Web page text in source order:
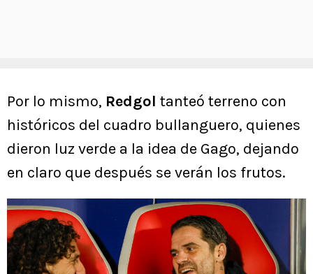
Por lo mismo, Redgol tanteó terreno con
históricos del cuadro bullanguero, quienes
dieron luz verde a la idea de Gago, dejando
en claro que después se verán los frutos.